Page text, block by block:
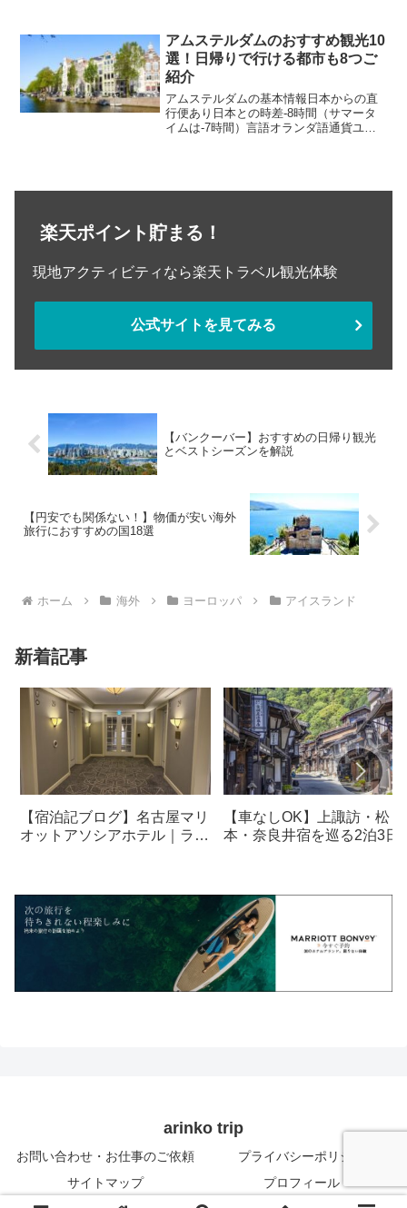
ます。フランス・パリをお得に観光する
には？無料スポット...
アムステルダムのおすすめ観光10
選！日帰りで行ける都市も8つご
紹介
アムステルダムの基本情報日本からの直
行便あり日本との時差-8時間（サマータ
イムは-7時間）言語オランダ語通貨ユー
楽天ポイント貯まる！
現地アクティビティなら楽天トラベル観光体験
公式サイトを見てみる
【バンクーバー】おすすめの日帰り観光
とベストシーズンを解説
【円安でも関係ない！】物価が安い海外
旅行におすすめの国18選
ホーム 海外 ヨーロッパ アイスランド
新着記事
【宿泊記ブログ】名古屋マリ
オットアソシアホテル｜ラウ
【車なしOK】上諏訪・松
本・奈良井宿を巡る2泊3日
arinko trip
お問い合わせ・お仕事のご依頼
プライバシーポリシー
サイトマップ
プロフィール